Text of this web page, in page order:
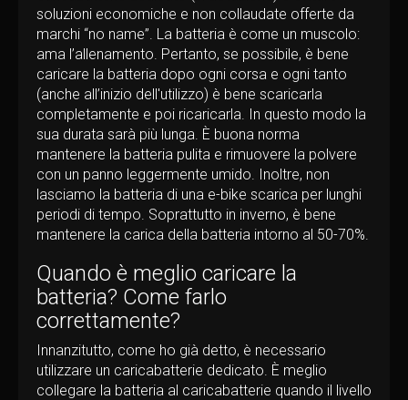
soluzioni economiche e non collaudate offerte da
marchi “no name”. La batteria è come un muscolo:
ama l’allenamento. Pertanto, se possibile, è bene
caricare la batteria dopo ogni corsa e ogni tanto
(anche all’inizio dell'utilizzo) è bene scaricarla
completamente e poi ricaricarla. In questo modo la
sua durata sarà più lunga. È buona norma
mantenere la batteria pulita e rimuovere la polvere
con un panno leggermente umido. Inoltre, non
lasciamo la batteria di una e-bike scarica per lunghi
periodi di tempo. Soprattutto in inverno, è bene
mantenere la carica della batteria intorno al 50-70%.
Quando è meglio caricare la
batteria? Come farlo
correttamente?
Innanzitutto, come ho già detto, è necessario
utilizzare un caricabatterie dedicato. È meglio
collegare la batteria al caricabatterie quando il livello